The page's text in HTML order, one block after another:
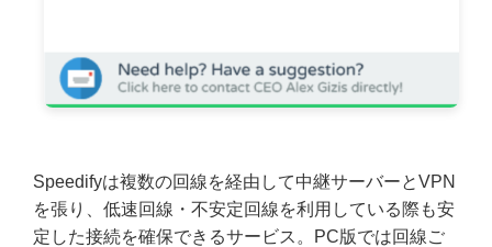
Speedifyは複数の回線を経由して中継サーバーとVPN
を張り、低速回線・不安定回線を利用している際も安
定した接続を確保できるサービス。PC版では回線ご